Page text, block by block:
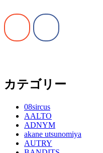
カテゴリー
08sircus
AALTO
ADNYM
akane utsunomiya
AUTRY